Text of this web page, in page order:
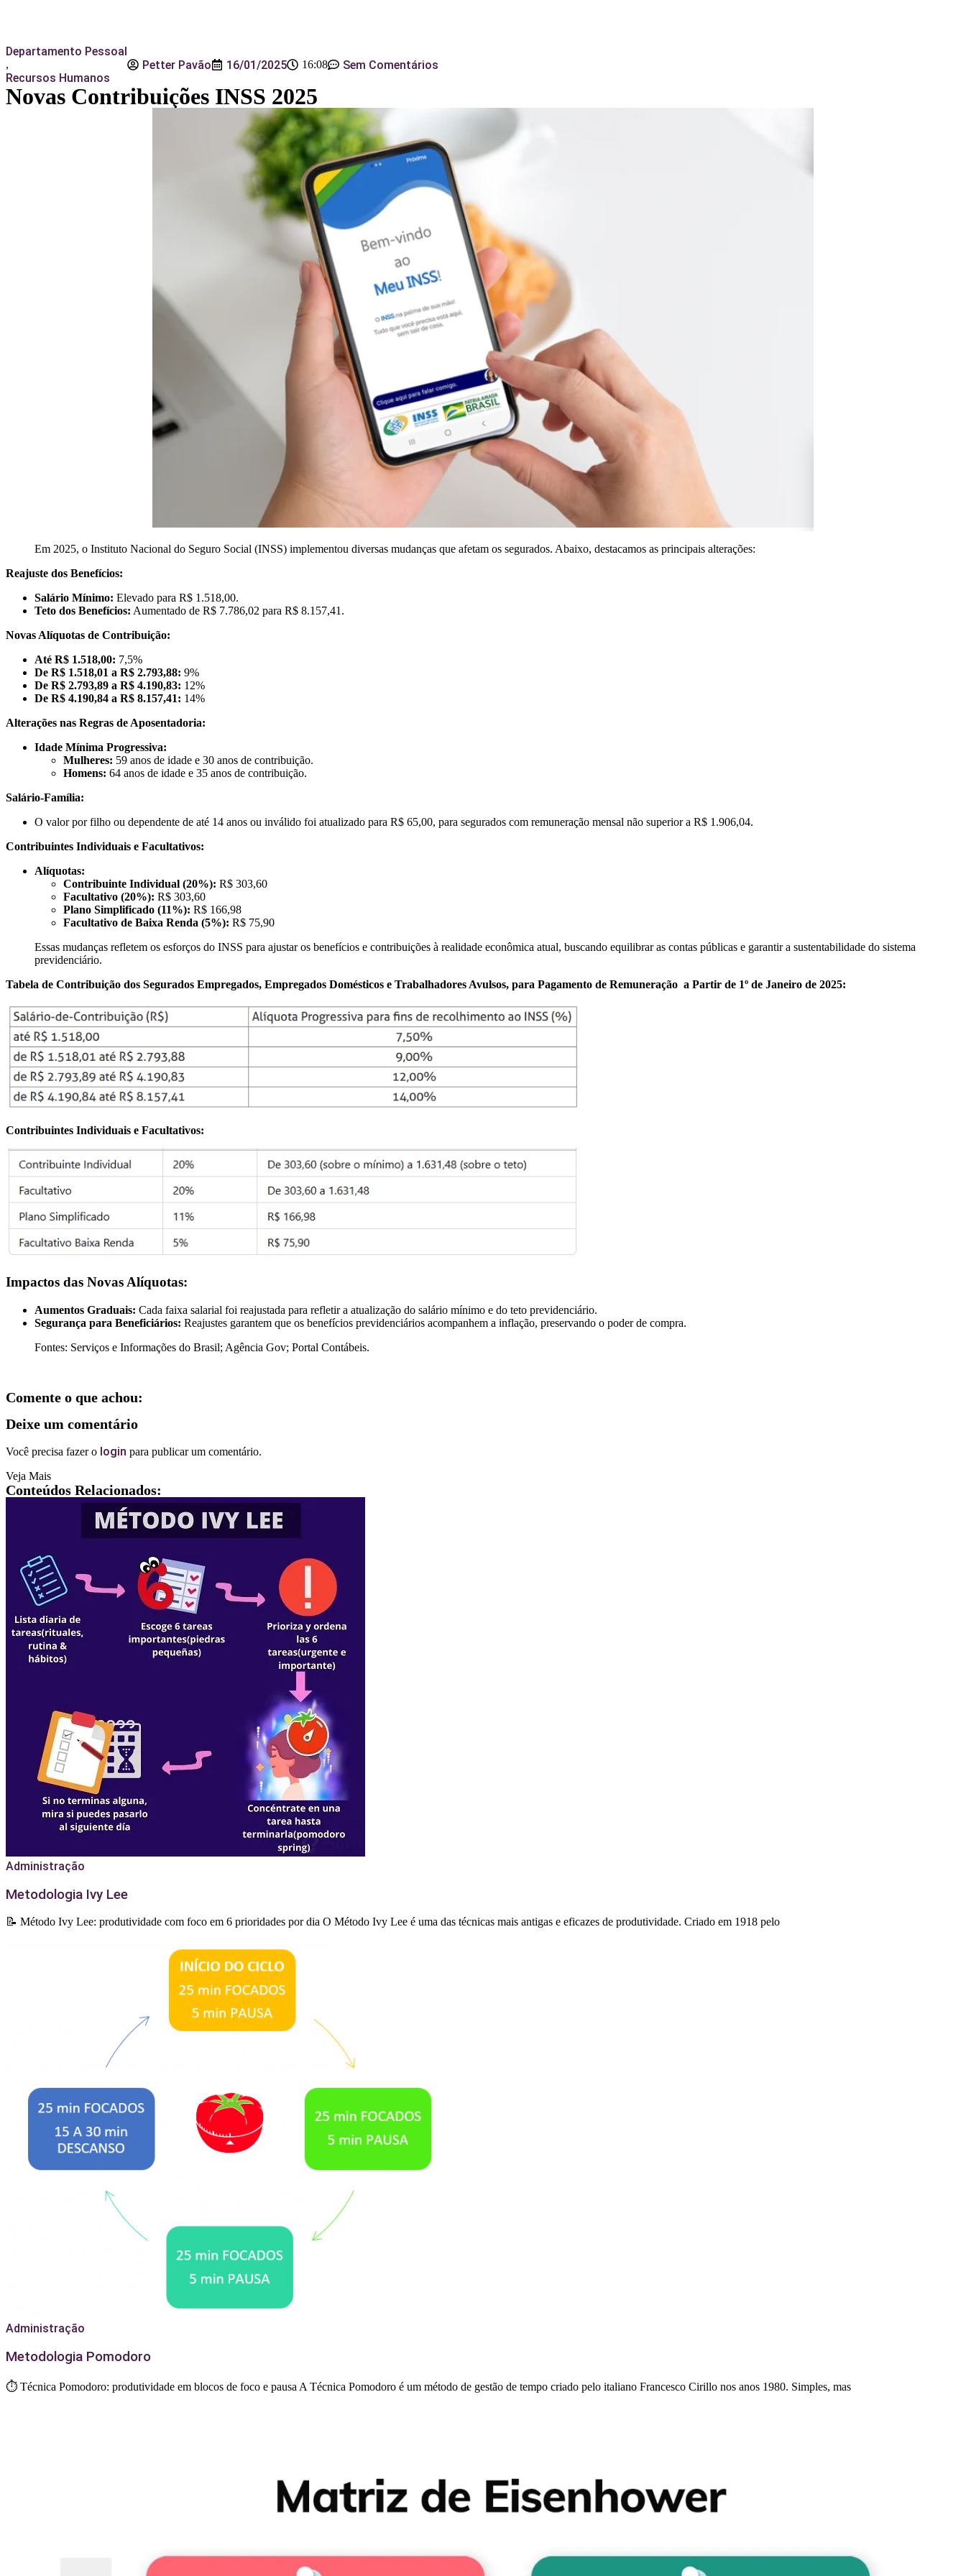
Departamento Pessoal
,
Recursos Humanos
Petter Pavão 16/01/2025 16:08 Sem Comentários
Novas Contribuições INSS 2025
Em 2025, o Instituto Nacional do Seguro Social (INSS) implementou diversas mudanças que afetam os segurados. Abaixo, destacamos as principais alterações:
Reajuste dos Benefícios:
Salário Mínimo: Elevado para R$ 1.518,00.
Teto dos Benefícios: Aumentado de R$ 7.786,02 para R$ 8.157,41.
Novas Alíquotas de Contribuição:
Até R$ 1.518,00: 7,5%
De R$ 1.518,01 a R$ 2.793,88: 9%
De R$ 2.793,89 a R$ 4.190,83: 12%
De R$ 4.190,84 a R$ 8.157,41: 14%
Alterações nas Regras de Aposentadoria:
Idade Mínima Progressiva:
Mulheres: 59 anos de idade e 30 anos de contribuição.
Homens: 64 anos de idade e 35 anos de contribuição.
Salário-Família:
O valor por filho ou dependente de até 14 anos ou inválido foi atualizado para R$ 65,00, para segurados com remuneração mensal não superior a R$ 1.906,04.
Contribuintes Individuais e Facultativos:
Alíquotas:
Contribuinte Individual (20%): R$ 303,60
Facultativo (20%): R$ 303,60
Plano Simplificado (11%): R$ 166,98
Facultativo de Baixa Renda (5%): R$ 75,90
Essas mudanças refletem os esforços do INSS para ajustar os benefícios e contribuições à realidade econômica atual, buscando equilibrar as contas públicas e garantir a sustentabilidade do sistema
previdenciário.
Tabela de Contribuição dos Segurados Empregados, Empregados Domésticos e Trabalhadores Avulsos, para Pagamento de Remuneração a Partir de 1º de Janeiro de 2025:
Contribuintes Individuais e Facultativos:
Impactos das Novas Alíquotas:
Aumentos Graduais: Cada faixa salarial foi reajustada para refletir a atualização do salário mínimo e do teto previdenciário.
Segurança para Beneficiários: Reajustes garantem que os benefícios previdenciários acompanhem a inflação, preservando o poder de compra.
Fontes: Serviços e Informações do Brasil; Agência Gov; Portal Contábeis.
Comente o que achou:
Deixe um comentário
Você precisa fazer o login para publicar um comentário.
Veja Mais
Conteúdos Relacionados:
Administração
Metodologia Ivy Lee
📝 Método Ivy Lee: produtividade com foco em 6 prioridades por dia O Método Ivy Lee é uma das técnicas mais antigas e eficazes de produtividade. Criado em 1918 pelo
Administração
Metodologia Pomodoro
⏱️ Técnica Pomodoro: produtividade em blocos de foco e pausa A Técnica Pomodoro é um método de gestão de tempo criado pelo italiano Francesco Cirillo nos anos 1980. Simples, mas